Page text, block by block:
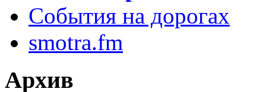
События на дорогах
smotra.fm
Архив